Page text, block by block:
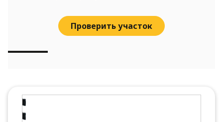
Проверить участок